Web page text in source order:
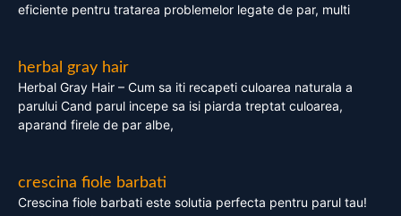
eficiente pentru tratarea problemelor legate de par, multi
herbal gray hair
Herbal Gray Hair – Cum sa iti recapeti culoarea naturala a
parului Cand parul incepe sa isi piarda treptat culoarea,
aparand firele de par albe,
crescina fiole barbati
Crescina fiole barbati este solutia perfecta pentru parul tau!